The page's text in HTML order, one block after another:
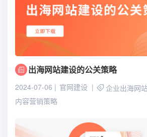
出海网站建设的公关策略
2024-07-06 官网建设 企业出海网
内容营销策略